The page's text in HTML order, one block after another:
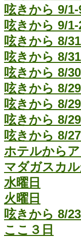
呟きから 9/1-
呟きから 9/1-
呟きから 8/
呟きから 8/
呟きから 8/
呟きから 8/
呟きから 8/
呟きから 8/
呟きから 8/
ホテルから
マダガスカ
水曜日
火曜日
呟きから 8/
ここ３日